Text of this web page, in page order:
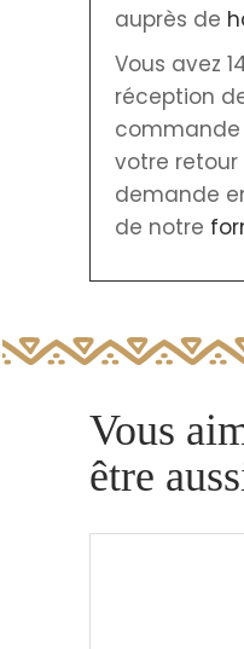
auprès de
Vous avez
réception
votre retour
demande
de notre
Vous
être